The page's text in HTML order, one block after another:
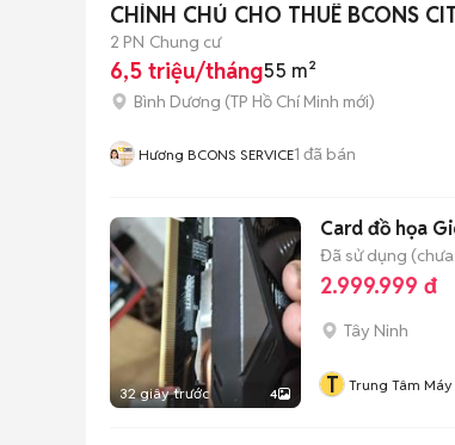
CHÍNH CHỦ CHO THUÊ BCONS
2 PN Chung cư
6,5 triệu/tháng55 m²
Bình Dương (TP Hồ Chí Minh mới)
Hương BCONS SERVICE1 đã bán
32 giây trước 4
Card đồ họa
Đã sử dụng
2.999.999 đ
Tây Ninh
T Trung Tâm Máy